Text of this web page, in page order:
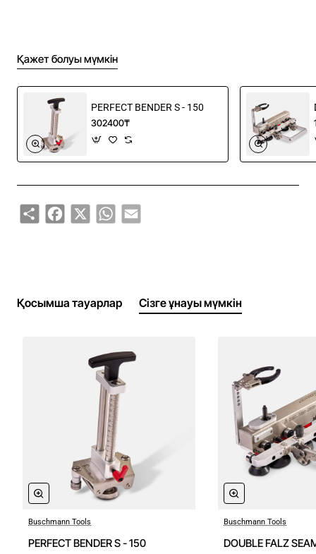
Қажет болуы мүмкін
PERFECT BENDER S - 150
302400₸
Share Facebook
X WhatsAppEmail
Қосымша тауарлар Сізге ұнауы мүмкін
Buschmann Tools
PERFECT BENDER S - 150
Buschmann Tools
DOUBLE FALZ